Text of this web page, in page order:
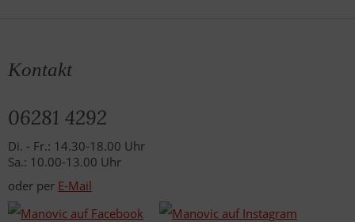
Kontakt
06281 4292
Di. - Fr.: 14.30-18.00 Uhr
Sa.: 10.00-13.00 Uhr
oder per E-Mail